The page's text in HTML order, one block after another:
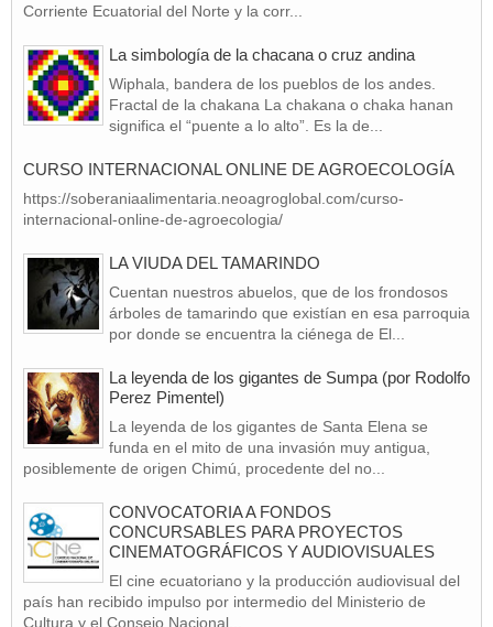
Corriente Ecuatorial del Norte y la corr...
La simbología de la chacana o cruz andina
Wiphala, bandera de los pueblos de los andes.
Fractal de la chakana La chakana o chaka hanan
significa el “puente a lo alto”. Es la de...
CURSO INTERNACIONAL ONLINE DE AGROECOLOGÍA
https://soberaniaalimentaria.neoagroglobal.com/curso-
internacional-online-de-agroecologia/
LA VIUDA DEL TAMARINDO
Cuentan nuestros abuelos, que de los frondosos
árboles de tamarindo que existían en esa parroquia
por donde se encuentra la ciénega de El...
La leyenda de los gigantes de Sumpa (por Rodolfo
Perez Pimentel)
La leyenda de los gigantes de Santa Elena se
funda en el mito de una invasión muy antigua,
posiblemente de origen Chimú, procedente del no...
CONVOCATORIA A FONDOS
CONCURSABLES PARA PROYECTOS
CINEMATOGRÁFICOS Y AUDIOVISUALES
El cine ecuatoriano y la producción audiovisual del
país han recibido impulso por intermedio del Ministerio de
Cultura y el Consejo Nacional...